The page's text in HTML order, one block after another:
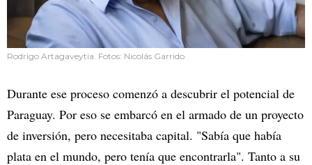
Rodrigo Artagaveytia. Fotos: Nicolás Garrido
Durante ese proceso comenzó a descubrir el potencial de
Paraguay. Por eso se embarcó en el armado de un proyecto
de inversión, pero necesitaba capital. "Sabía que había
plata en el mundo, pero tenía que encontrarla". Tanto a su